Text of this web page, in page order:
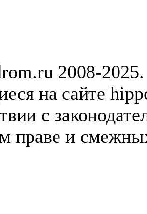
2008-
на сайте
с
праве и